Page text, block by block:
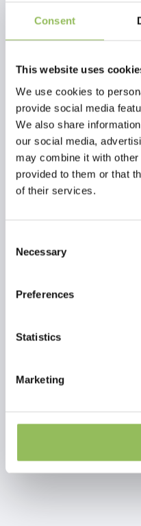
Consent
This website uses
We use cookies to
provide social media
We also share
our social media,
may combine it with
provided to them or that
of their services.
Selection
Necessary
Preferences
Statistics
Marketing
tecnologia nuovamente
This article has no reviews yet
Crea la tua recensione